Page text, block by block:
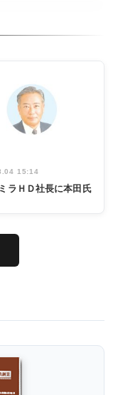
15:14
ラＨＤ社長に本田氏